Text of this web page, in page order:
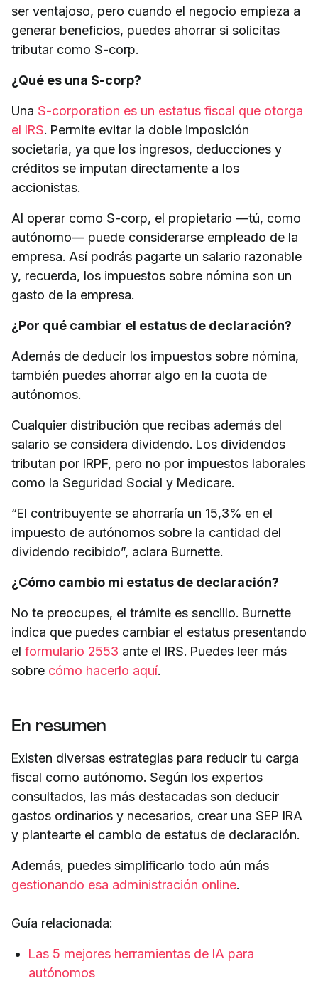
ser ventajoso, pero cuando el negocio empieza a
generar beneficios, puedes ahorrar si solicitas
tributar como S-corp.
¿Qué es una S-corp?
Una S-corporation es un estatus fiscal que otorga
el IRS. Permite evitar la doble imposición
societaria, ya que los ingresos, deducciones y
créditos se imputan directamente a los
accionistas.
Al operar como S-corp, el propietario —tú, como
autónomo— puede considerarse empleado de la
empresa. Así podrás pagarte un salario razonable
y, recuerda, los impuestos sobre nómina son un
gasto de la empresa.
¿Por qué cambiar el estatus de declaración?
Además de deducir los impuestos sobre nómina,
también puedes ahorrar algo en la cuota de
autónomos.
Cualquier distribución que recibas además del
salario se considera dividendo. Los dividendos
tributan por IRPF, pero no por impuestos laborales
como la Seguridad Social y Medicare.
“El contribuyente se ahorraría un 15,3% en el
impuesto de autónomos sobre la cantidad del
dividendo recibido”, aclara Burnette.
¿Cómo cambio mi estatus de declaración?
No te preocupes, el trámite es sencillo. Burnette
indica que puedes cambiar el estatus presentando
el formulario 2553 ante el IRS. Puedes leer más
sobre cómo hacerlo aquí.
En resumen
Existen diversas estrategias para reducir tu carga
fiscal como autónomo. Según los expertos
consultados, las más destacadas son deducir
gastos ordinarios y necesarios, crear una SEP IRA
y plantearte el cambio de estatus de declaración.
Además, puedes simplificarlo todo aún más
gestionando esa administración online.
Guía relacionada:
Las 5 mejores herramientas de IA para
autónomos